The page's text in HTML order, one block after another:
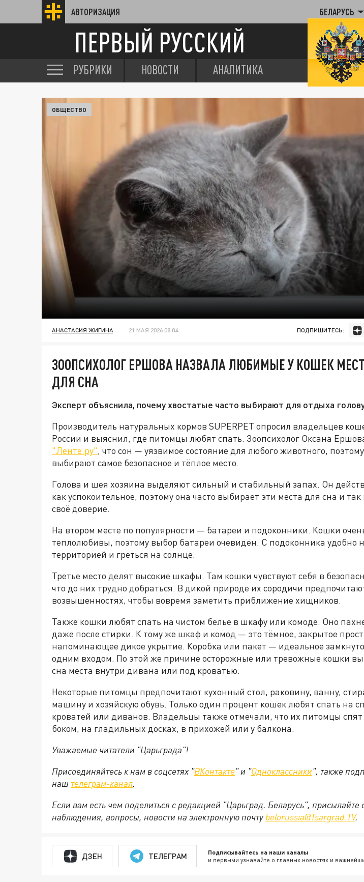
АВТОРИЗАЦИЯ БЕЛАРУСЬ
ПЕРВЫЙ РУССКИЙ
РУБРИКИ НОВОСТИ АНАЛИТИКА
ОБЩЕСТВО
АНАСТАСИЯ ЖИГИНА 21 МАЯ 2026 08:04 ПОДПИШИТЕСЬ:
ЗООПСИХОЛОГ ЕРШОВА НАЗВАЛА ЛЮБИМЫЕ У КОШЕК
ДЛЯ СНА
Эксперт объяснила, почему хвостатые часто выбирают для отдыха
Производитель натуральных кормов SUPERPET опросил владельцев
России и выяснил, где питомцы любят спать. Зоопсихолог Оксана
"Ленте.ру", что сон — уязвимое состояние для любого животного,
выбирают самое безопасное и тёплое место.
Голова и шея хозяина выделяют сильный и стабильный запах. Он
как успокоительное, поэтому она часто выбирает эти места для сна и
своё доверие.
На втором месте по популярности — батареи и подоконники. Кошки
теплолюбивы, поэтому выбор батареи очевиден. С подоконника удобно
территорией и греться на солнце.
Третье место делят высокие шкафы. Там кошки чувствуют себя в
что до них трудно добраться. В дикой природе их сородичи
возвышенностях, чтобы вовремя заметить приближение хищников.
Также кошки любят спать на чистом белье в шкафу или комоде. Оно
даже после стирки. К тому же шкаф и комод — это тёмное, закрытое
напоминающее дикое укрытие. Коробка или пакет — идеальное
одним входом. По этой же причине осторожные или тревожные кошки
сна места внутри дивана или под кроватью.
Некоторые питомцы предпочитают кухонный стол, раковину, ванну,
машину и хозяйскую обувь. Только один процент кошек любят спать на
кроватей или диванов. Владельцы также отмечали, что их питомцы спят
боком, на гладильных досках, в прихожей или у балкона.
Уважаемые читатели "Царьграда"!
Присоединяйтесь к нам в соцсетях "ВКонтакте" и "Одноклассники", также
наш телеграм-канал.
Если вам есть чем поделиться с редакцией "Царьград. Беларусь", присылайте
наблюдения, вопросы, новости на электронную почту belorussia@Tsargrad.TV.
ДЗЕН ТЕЛЕГРАМ Подписывайтесь на наши каналы
и первыми узнавайте о главных новостях и